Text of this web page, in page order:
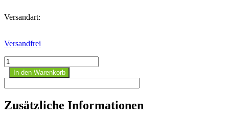
Versandart:
Versandfrei
Plattenkarre
Menge
In den Warenkorb
Zusätzliche Informationen